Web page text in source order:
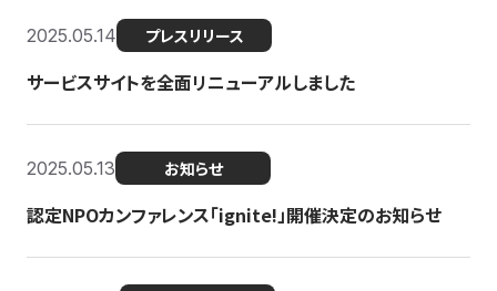
2025.05.14 プレスリリース
サービスサイトを全面リニューアルしました
2025.05.13 お知らせ
認定NPOカンファレンス「ignite!」開催決定のお知らせ